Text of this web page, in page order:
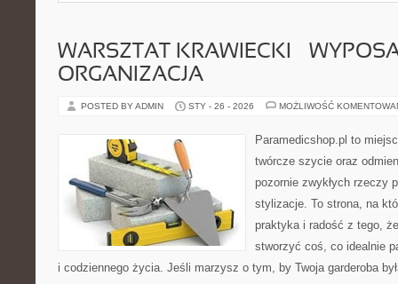
WARSZTAT KRAWIECKI –
ORGANIZACJA
POSTED BY ADMIN STY - 26 - 2026 MOŻLIWOŚĆ
Paramedicshop.pl to
twórcze szycie oraz
pozornie zwykłych rzeczy
stylizacje. To strona, na
praktyka i radość z tego,
stworzyć coś, co idealnie
i codziennego życia. Jeśli marzysz o tym, by Twoja garderoba